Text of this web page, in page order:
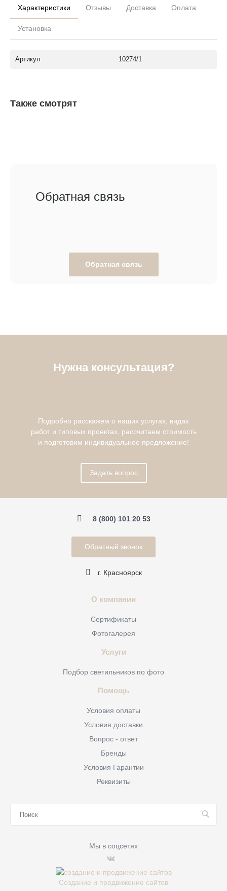
Характеристики Отзывы Доставка Оплата
Установка
Артикул 10274/1
Также смотрят
Обратная связь
Обратная связь
Нужна консультация?
Подробно расскажем о наших услугах, видах
работ и типовых проектах, рассчитаем стоимость
и подготовим индивидуальное предложение!
Задать вопрос
8 (800) 101 20 53
Обратный звонок
г. Красноярск
О компании
Сертификаты
Фотогалерея
Услуги
Подбор светильников по фото
Помощь
Условия оплаты
Условия доставки
Вопрос - ответ
Бренды
Условия Гарантии
Реквизиты
Мы в соцсетях
Создание и продвижение сайтов